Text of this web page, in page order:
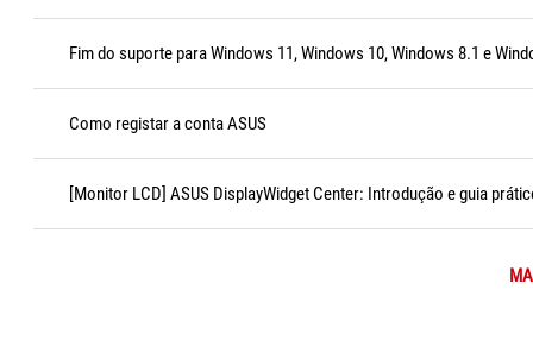
Fim do suporte para Windows 11, Windows 10, Windows 8.1 e
Como registar a conta ASUS
[Monitor LCD] ASUS DisplayWidget Center: Introdução e guia